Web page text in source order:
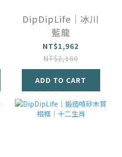
DipDipLife｜冰川
藍龍
NT$1,962
NT$2,180
ADD TO CART